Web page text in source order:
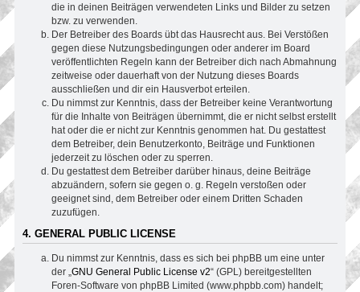
die in deinen Beiträgen verwendeten Links und Bilder zu setzen
bzw. zu verwenden.
Der Betreiber des Boards übt das Hausrecht aus. Bei Verstößen
gegen diese Nutzungsbedingungen oder anderer im Board
veröffentlichten Regeln kann der Betreiber dich nach Abmahnung
zeitweise oder dauerhaft von der Nutzung dieses Boards
ausschließen und dir ein Hausverbot erteilen.
Du nimmst zur Kenntnis, dass der Betreiber keine Verantwortung
für die Inhalte von Beiträgen übernimmt, die er nicht selbst erstellt
hat oder die er nicht zur Kenntnis genommen hat. Du gestattest
dem Betreiber, dein Benutzerkonto, Beiträge und Funktionen
jederzeit zu löschen oder zu sperren.
Du gestattest dem Betreiber darüber hinaus, deine Beiträge
abzuändern, sofern sie gegen o. g. Regeln verstoßen oder
geeignet sind, dem Betreiber oder einem Dritten Schaden
zuzufügen.
4. GENERAL PUBLIC LICENSE
Du nimmst zur Kenntnis, dass es sich bei phpBB um eine unter
der „GNU General Public License v2“ (GPL) bereitgestellten
Foren-Software von phpBB Limited (www.phpbb.com) handelt;